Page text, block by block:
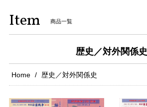
Item 商品一覧
歴史／対外関係史
Home 歴史／対外関係史